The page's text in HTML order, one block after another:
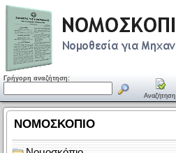
Γρήγορη αναζήτηση:
Αναζήτηση